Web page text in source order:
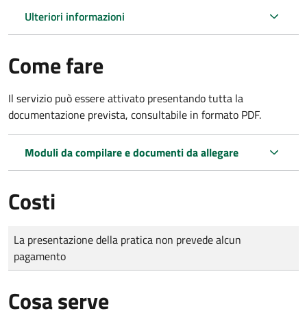
Ulteriori informazioni
Come fare
Il servizio può essere attivato presentando tutta la
documentazione prevista, consultabile in formato PDF.
Moduli da compilare e documenti da allegare
Costi
Tipo di pagamento
Importo
La presentazione della pratica non prevede alcun
pagamento
Cosa serve